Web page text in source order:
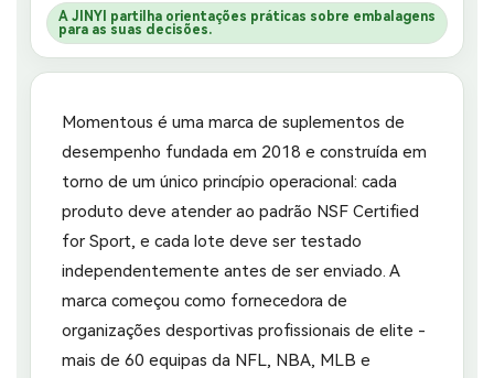
A JINYI partilha orientações práticas sobre embalagens
para as suas decisões.
Momentous é uma marca de suplementos de
desempenho fundada em 2018 e construída em
torno de um único princípio operacional: cada
produto deve atender ao padrão NSF Certified
for Sport, e cada lote deve ser testado
independentemente antes de ser enviado. A
marca começou como fornecedora de
organizações desportivas profissionais de elite -
mais de 60 equipas da NFL, NBA, MLB e